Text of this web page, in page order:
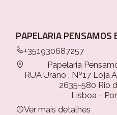
PAPELARIA PENSAMOS
+351930687257
Papelaria
RUA Urano , Nº17 Loja
2635-580 Rio
Lisboa -
Ver mais detalhes